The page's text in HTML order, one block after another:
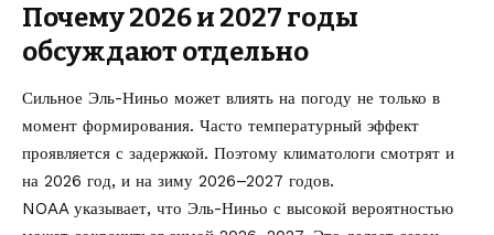
Почему 2026 и 2027 годы
обсуждают отдельно
Сильное Эль-Ниньо может влиять на погоду не только в
момент формирования. Часто температурный эффект
проявляется с задержкой. Поэтому климатологи смотрят и
на 2026 год, и на зиму 2026–2027 годов.
NOAA указывает, что Эль-Ниньо с высокой вероятностью